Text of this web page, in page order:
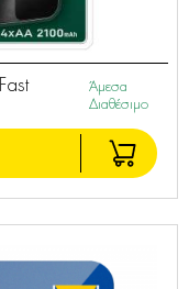
Άμεσα
Διαθέσιμο